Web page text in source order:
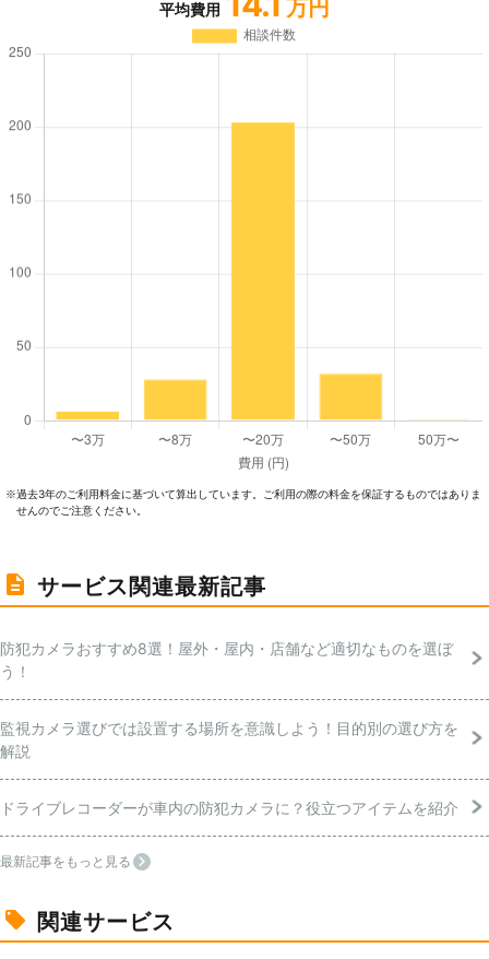
平均費用 万円
※過去3年のご利⽤料⾦に基づいて算出しています。ご利⽤の際の料⾦を保証するものではありま
せんのでご注意ください。
サービス関連最新記事
防犯カメラおすすめ8選！屋外・屋内・店舗など適切なものを選ぼ
う！
監視カメラ選びでは設置する場所を意識しよう！目的別の選び方を
解説
ドライブレコーダーが車内の防犯カメラに？役立つアイテムを紹介
最新記事をもっと見る
関連サービス